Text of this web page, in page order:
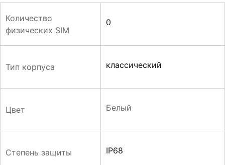
Количество
физических SIM
0
Тип корпуса классический
Цвет Белый
Степень защиты IP68